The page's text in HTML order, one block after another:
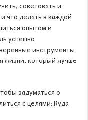
советовать и
что делать в каждой
опытом и
успешно
инструменты
жизни, который лучше
задуматься о
с целями: Куда